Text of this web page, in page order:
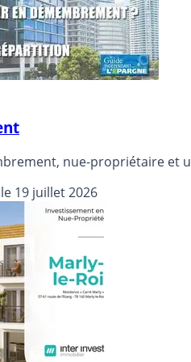
nue-propriétaire et
19 juillet 2026